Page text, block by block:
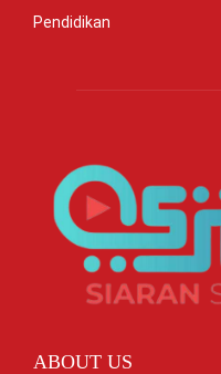
Pendidikan
ABOUT US